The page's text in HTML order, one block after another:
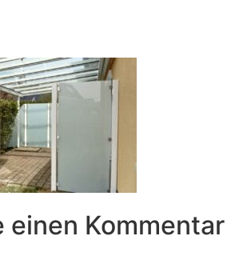
einen Kommentar